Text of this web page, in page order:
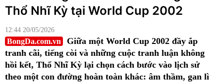
Thổ Nhĩ Kỳ tại World Cup 2002
12:44 20/05/2026
BongDa.com.vn
Giữa một World Cup 2002 đầy ắp
tranh cãi, tiếng còi và những cuộc tranh luận không
hồi kết, Thổ Nhĩ Kỳ lại chọn cách bước vào lịch sử
theo một con đường hoàn toàn khác: âm thầm, gan lì